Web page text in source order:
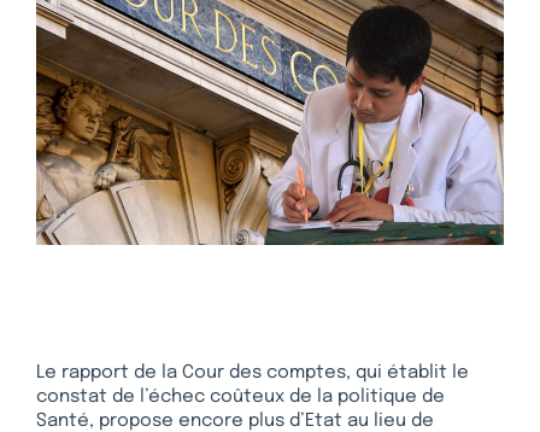
Le rapport de la Cour des comptes, qui établit le
constat de l’échec coûteux de la politique de
Santé, propose encore plus d’Etat au lieu de